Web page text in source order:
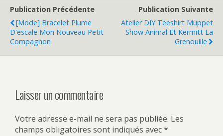
Publication Précédente
[Mode] Bracelet Plume
D'escale Mon Nouveau Petit
Compagnon
Publication Suivante
Atelier DIY Teeshirt Muppet
Show Animal Et Kermitt La
Grenouille
Laisser un commentaire
Votre adresse e-mail ne sera pas publiée. Les
champs obligatoires sont indiqués avec*